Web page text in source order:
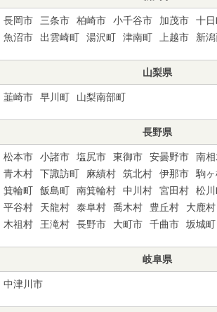
長岡市 三条市 柏崎市 小千谷市 加茂市 十
魚沼市
出雲崎町 湯沢町 津南町 上越市 新
山梨県
韮崎市 早川町 山梨南部町
長野県
松本市 小諸市 塩尻市 東御市 安曇野市 南
青木村
下諏訪町 麻績村 筑北村 伊那市 駒
箕輪町
飯島町 南箕輪村 中川村 宮田村 松
平谷村
天龍村 泰阜村 喬木村 豊丘村 大鹿村
木祖村
王滝村 長野市 大町市 千曲市 坂城町
岐阜県
中津川市